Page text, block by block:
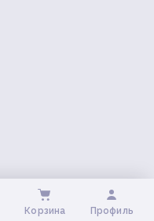
Корзина Профиль